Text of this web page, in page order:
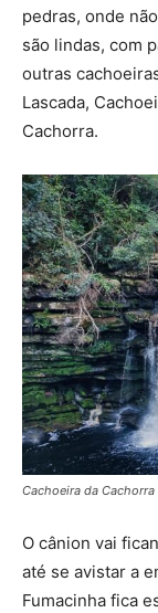
pedras, onde
são lindas, com
outras
Lascada,
Cachorra.
Cachoeira da Cachorra
O cânion vai
até se avistar a
Fumacinha fica